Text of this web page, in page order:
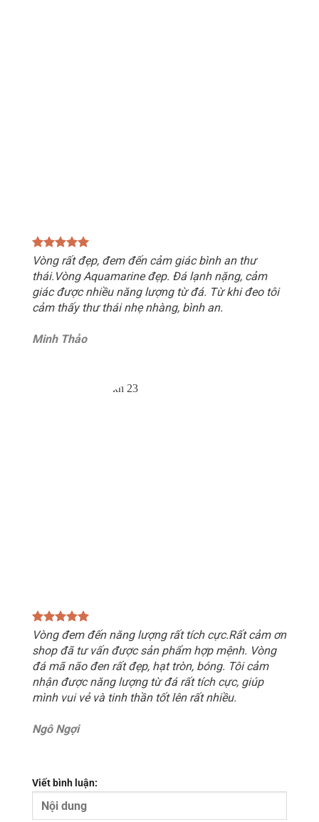
Vòng rất đẹp, đem đến cảm giác bình an thư
thái.Vòng Aquamarine đẹp. Đá lạnh nặng, cảm
giác được nhiều năng lượng từ đá. Từ khi đeo tôi
cảm thấy thư thái nhẹ nhàng, bình an.
Minh Thảo
Vòng đem đến năng lượng rất tích cực.Rất cảm ơn
shop đã tư vấn được sản phẩm hợp mệnh. Vòng
đá mã não đen rất đẹp, hạt tròn, bóng. Tôi cảm
nhận được năng lượng từ đá rất tích cực, giúp
mình vui vẻ và tinh thần tốt lên rất nhiều.
Ngô Ngợi
Viết bình luận: